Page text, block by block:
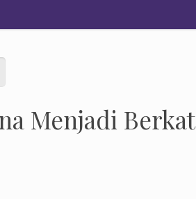
Menjadi Berkat